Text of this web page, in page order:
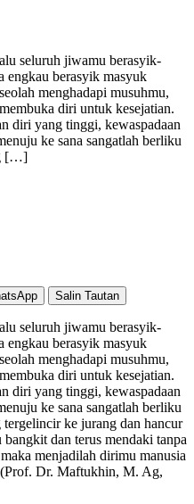
seluruh jiwamu berasyik-
engkau berasyik masyuk
menghadapi musuhmu,
diri untuk kesejatian.
diri yang tinggi, kewaspadaan
ke sana sangatlah berliku
[…]
Salin Tautan
seluruh jiwamu berasyik-
engkau berasyik masyuk
menghadapi musuhmu,
diri untuk kesejatian.
diri yang tinggi, kewaspadaan
ke sana sangatlah berliku
ke jurang dan hancur
dan terus mendaki tanpa
menjadilah dirimu manusia
(Prof. Dr. Maftukhin, M. Ag,